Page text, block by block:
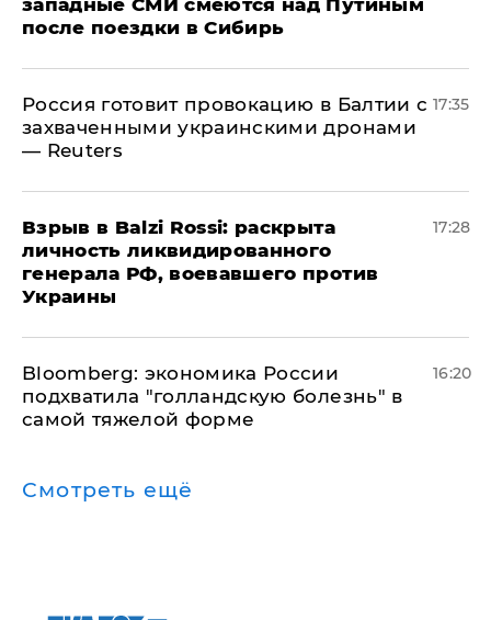
после поездки в Сибирь
​Россия готовит провокацию в Балтии с
захваченными украинскими дронами
— Reuters
17:35
​Взрыв в Balzi Rossi: раскрыта
личность ликвидированного
генерала РФ, воевавшего против
Украины
17:28
Bloomberg: экономика России
подхватила "голландскую болезнь" в
самой тяжелой форме
16:20
Смотреть ещё